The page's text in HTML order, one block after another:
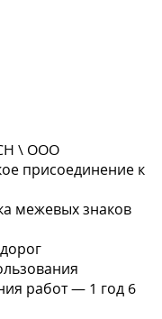
\ ООО
присоединение к
межевых знаков
работ — 1 год 6